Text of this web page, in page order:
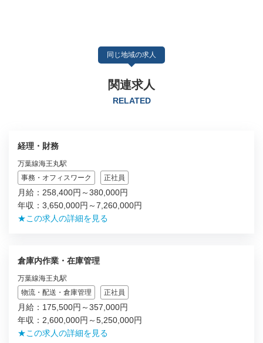
同じ地域の求人
関連求人
RELATED
経理・財務
万葉線海王丸駅
事務・オフィスワーク
正社員
月給：258,400円～380,000円
年収：3,650,000円～7,260,000円
★この求人の詳細を見る
倉庫内作業・在庫管理
万葉線海王丸駅
物流・配送・倉庫管理
正社員
月給：175,500円～357,000円
年収：2,600,000円～5,250,000円
★この求人の詳細を見る